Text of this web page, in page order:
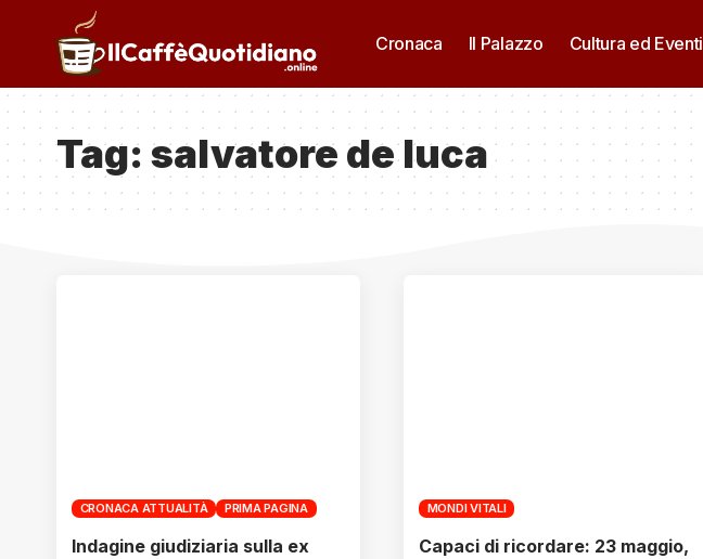
Cronaca Il Palazzo Cultura ed Eventi
Tag: salvatore de luca
CRONACA ATTUALITÀ PRIMA PAGINA
Indagine giudiziaria sulla ex
MONDI VITALI
Capaci di ricordare: 23 maggio,